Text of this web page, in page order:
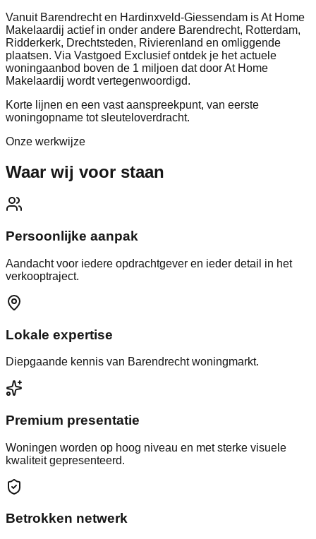
Vanuit Barendrecht en Hardinxveld-Giessendam is At Home
Makelaardij actief in onder andere Barendrecht, Rotterdam,
Ridderkerk, Drechtsteden, Rivierenland en omliggende
plaatsen. Via Vastgoed Exclusief ontdek je het actuele
woningaanbod boven de 1 miljoen dat door At Home
Makelaardij wordt vertegenwoordigd.
Korte lijnen en een vast aanspreekpunt, van eerste
woningopname tot sleuteloverdracht.
Onze werkwijze
Waar wij voor staan
Persoonlijke aanpak
Aandacht voor iedere opdrachtgever en ieder detail in het
verkooptraject.
Lokale expertise
Diepgaande kennis van Barendrecht woningmarkt.
Premium presentatie
Woningen worden op hoog niveau en met sterke visuele
kwaliteit gepresenteerd.
Betrokken netwerk